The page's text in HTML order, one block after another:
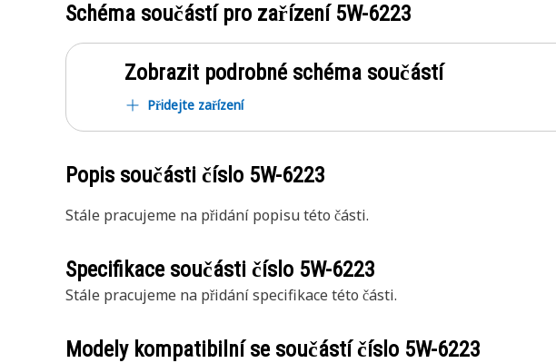
Schéma součástí pro zařízení 5W-6223
Zobrazit podrobné schéma součástí
Přidejte zařízení
Popis součásti číslo 5W-6223
Stále pracujeme na přidání popisu této části.
Specifikace součásti číslo 5W-6223
Stále pracujeme na přidání specifikace této části.
Modely kompatibilní se součástí číslo 5W-6223